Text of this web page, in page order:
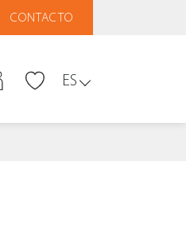
CONTACTO
ES